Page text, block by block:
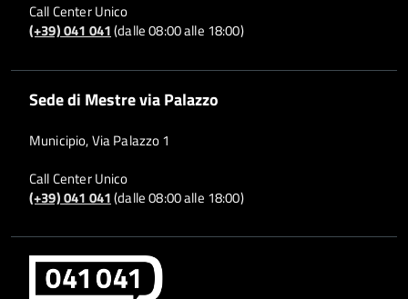
Call Center Unico
(+39) 041 041(dalle 08:00 alle 18:00)
Sede di Mestre via Palazzo
Municipio, Via Palazzo 1
Call Center Unico
(+39) 041 041(dalle 08:00 alle 18:00)